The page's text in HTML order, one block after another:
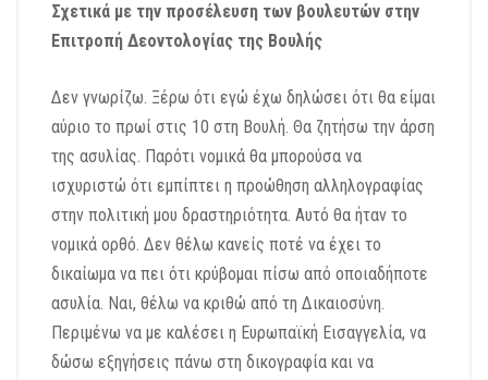
Σχετικά με την προσέλευση των βουλευτών στην
Επιτροπή Δεοντολογίας της Βουλής
Δεν γνωρίζω. Ξέρω ότι εγώ έχω δηλώσει ότι θα είμαι
αύριο το πρωί στις 10 στη Βουλή. Θα ζητήσω την άρση
της ασυλίας. Παρότι νομικά θα μπορούσα να
ισχυριστώ ότι εμπίπτει η προώθηση αλληλογραφίας
στην πολιτική μου δραστηριότητα. Αυτό θα ήταν το
νομικά ορθό. Δεν θέλω κανείς ποτέ να έχει το
δικαίωμα να πει ότι κρύβομαι πίσω από οποιαδήποτε
ασυλία. Ναι, θέλω να κριθώ από τη Δικαιοσύνη.
Περιμένω να με καλέσει η Ευρωπαϊκή Εισαγγελία, να
δώσω εξηγήσεις πάνω στη δικογραφία και να